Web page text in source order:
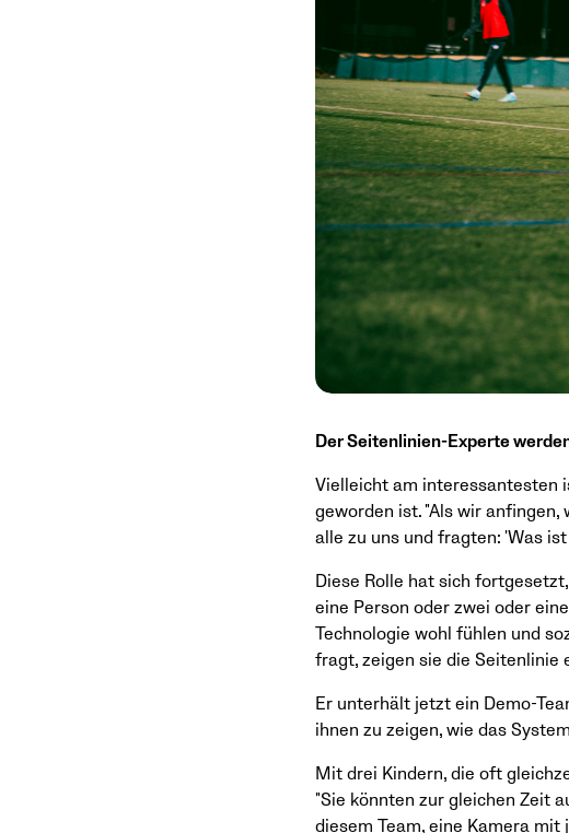
Der Seitenlinien-Experte
Vielleicht am interessantesten
geworden ist. "Als wir
alle zu uns und fragten: 'Was
Diese Rolle hat sich
eine Person oder zwei oder
Technologie wohl fühlen und
fragt, zeigen sie die Seitenlinie
Er unterhält jetzt ein Demo-
ihnen zu zeigen, wie das
Mit drei Kindern, die oft
"Sie könnten zur gleichen Zeit
diesem Team, eine Kamera mit